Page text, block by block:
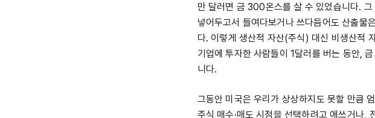
만 달러면 금 300온스를 살 수 있었습니다.
넣어두고서 들여다보거나 쓰다듬어도 산출물
다. 이렇게 생산적 자산(주식) 대신 비생산적
기업에 투자한 사람들이 1달러를 버는 동안,
니다.
그동안 미국은 우리가 상상하지도 못할 만큼
주식 매수·매도 시점을 선택하려고 애쓰거나,